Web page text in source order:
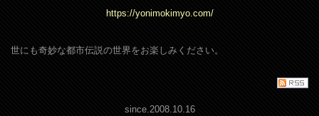
https://yonimokimyo.com/
世にも奇妙な都市伝説の世界をお楽しみください。
since.2008.10.16